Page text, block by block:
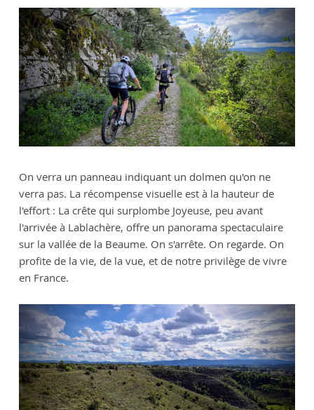
On verra un panneau indiquant un dolmen qu'on ne
verra pas. La récompense visuelle est à la hauteur de
l'effort : La crête qui surplombe Joyeuse, peu avant
l'arrivée à Lablachère, offre un panorama spectaculaire
sur la vallée de la Beaume. On s'arrête. On regarde. On
profite de la vie, de la vue, et de notre privilège de vivre
en France.